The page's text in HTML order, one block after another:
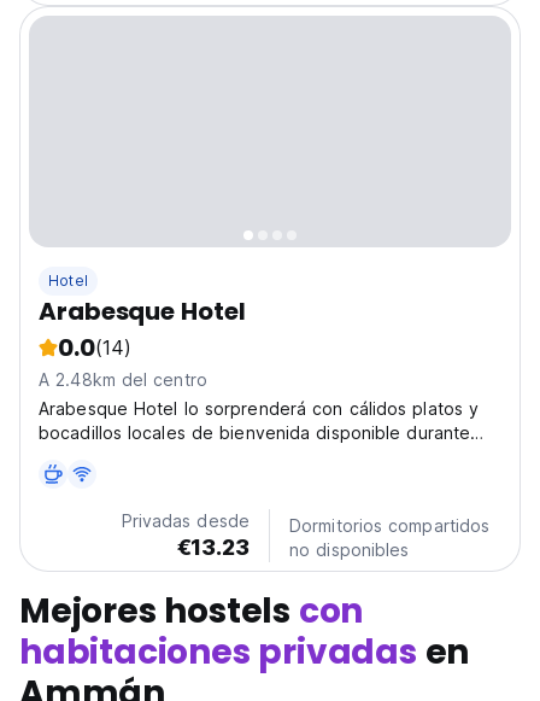
Hotel
Arabesque Hotel
0.0(14)
A 2.48km del centro
Arabesque Hotel lo sorprenderá con cálidos platos y
bocadillos locales de bienvenida disponible durante
cafés tradicionales.
Privadas desde
€13.23
Dormitorios compartidos
no disponibles
Mejores hostels con
habitaciones privadas en